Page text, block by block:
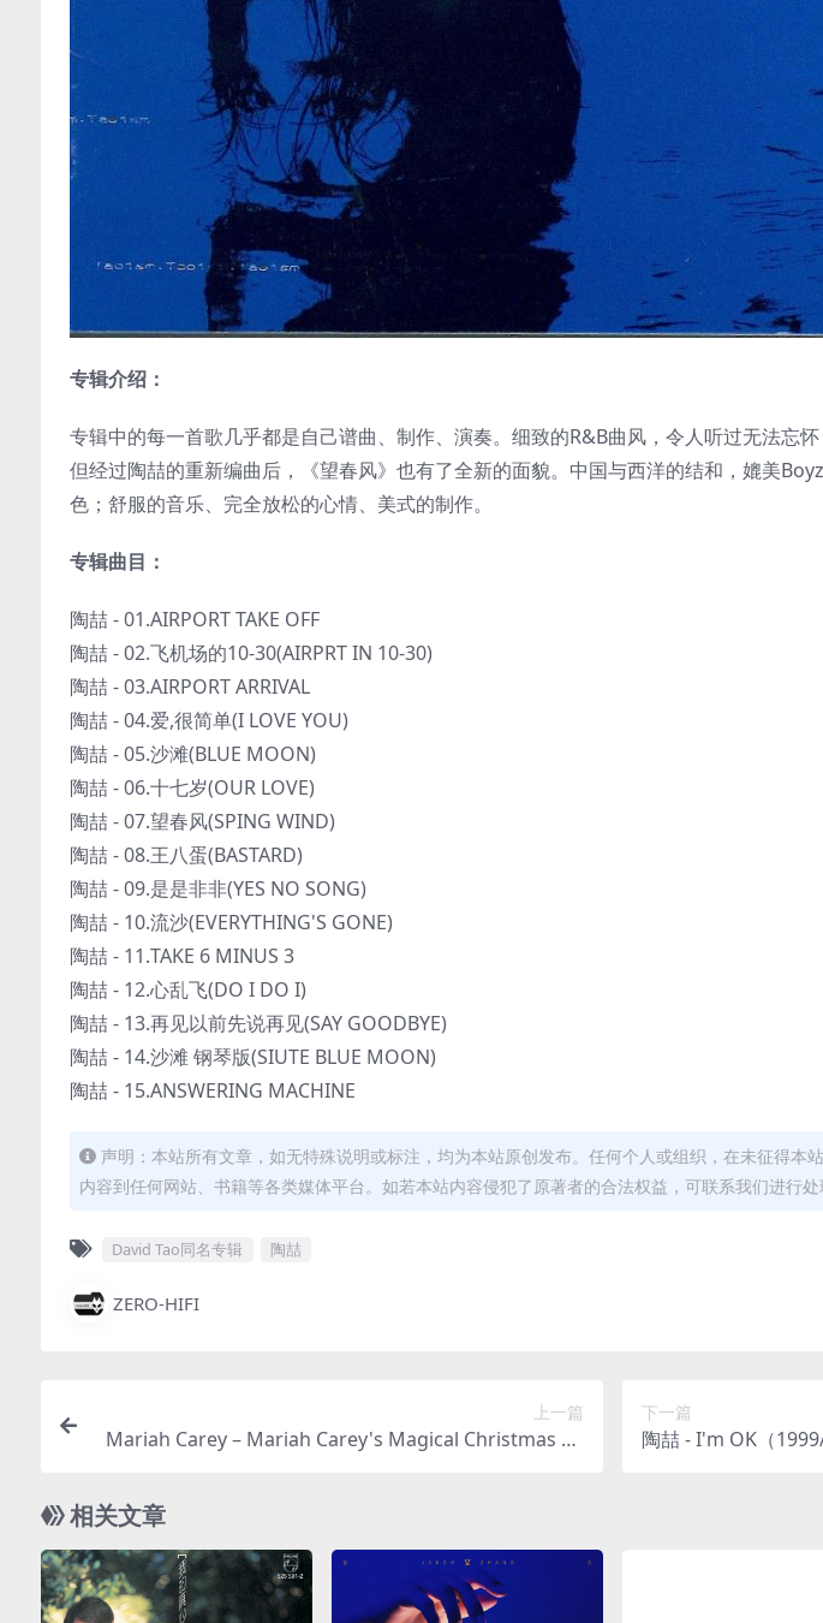
专辑介绍：
专辑中的每一首歌几乎都是自己谱曲、制作、演奏。细致的R&B曲风，令人听过无法忘
但经过陶喆的重新编曲后，《望春风》也有了全新的面貌。中国与西洋的结和，媲美
色；舒服的音乐、完全放松的心情、美式的制作。
专辑曲目：
陶喆 - 01.AIRPORT TAKE OFF
陶喆 - 02.飞机场的10-30(AIRPRT IN 10-30)
陶喆 - 03.AIRPORT ARRIVAL
陶喆 - 04.爱,很简单(I LOVE YOU)
陶喆 - 05.沙滩(BLUE MOON)
陶喆 - 06.十七岁(OUR LOVE)
陶喆 - 07.望春风(SPING WIND)
陶喆 - 08.王八蛋(BASTARD)
陶喆 - 09.是是非非(YES NO SONG)
陶喆 - 10.流沙(EVERYTHING'S GONE)
陶喆 - 11.TAKE 6 MINUS 3
陶喆 - 12.心乱飞(DO I DO I)
陶喆 - 13.再见以前先说再见(SAY GOODBYE)
陶喆 - 14.沙滩 钢琴版(SIUTE BLUE MOON)
陶喆 - 15.ANSWERING MACHINE
声明：本站所有文章，如无特殊说明或标注，均为本站原创发布。任何个人或组织，在未征得本
内容到任何网站、书籍等各类媒体平台。如若本站内容侵犯了原著者的合法权益，可联系我们进行处
David Tao同名专辑 陶喆
ZERO-HIFI
上一篇
Mariah Carey – Mariah Carey's Magical Christmas Sp
下一篇
陶喆 - I'm OK（
相关文章